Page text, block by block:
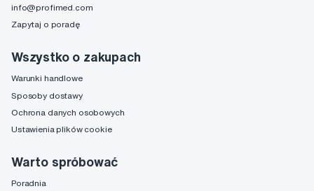
info@profimed.com
Zapytaj o poradę
Wszystko o zakupach
Warunki handlowe
Sposoby dostawy
Ochrona danych osobowych
Ustawienia plików cookie
Warto spróbować
Poradnia